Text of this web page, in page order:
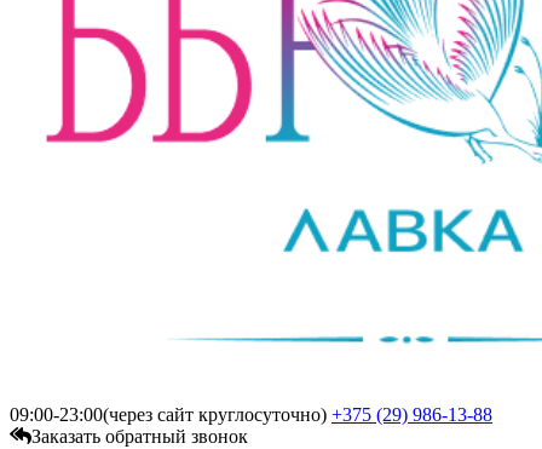
09:00-23:00(через сайт круглосуточно) +375 (29) 986-13-88
Заказать обратный звонок